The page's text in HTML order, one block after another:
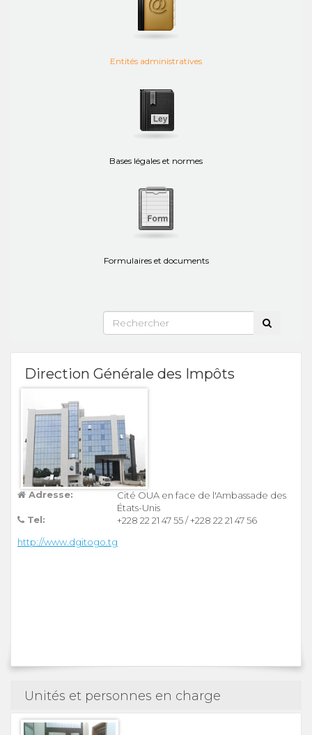
Entités administratives
Bases légales et normes
Formulaires et documents
Direction Générale des Impôts
Adresse:
Cité OUA en face de l'Ambassade des
États-Unis
Tel:
+228 22 21 47 55/+228 22 21 47 56
http://www.dgitogo.tg
Unités et personnes en charge